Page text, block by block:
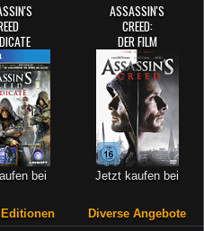
bei
Editionen
ASSASSIN'S
CREED:
DER FILM
Jetzt kaufen bei
Diverse Angebote